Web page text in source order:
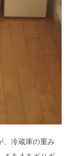
、冷蔵庫の重み